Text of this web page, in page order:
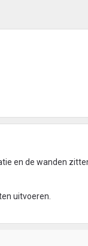
en de wanden
uitvoeren.